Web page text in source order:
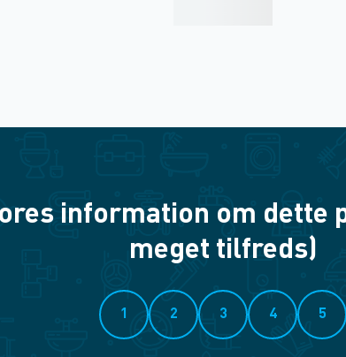
information om dette
meget tilfreds)
1 2 3 4 5